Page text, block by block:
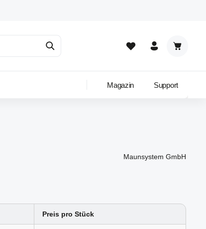
Magazin Support
Maunsystem GmbH
Preis pro Stück